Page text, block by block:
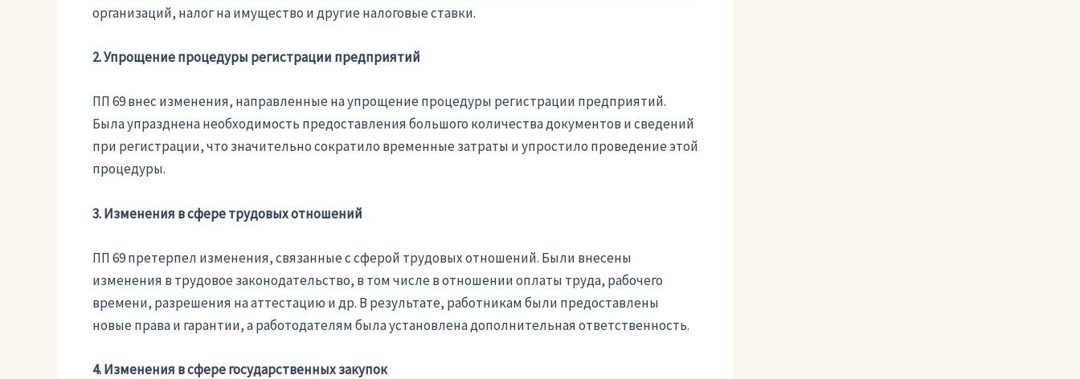
организаций, налог на имущество и другие налоговые ставки.
2. Упрощение процедуры регистрации предприятий
ПП 69 внес изменения, направленные на упрощение процедуры регистрации предприятий.
Была упразднена необходимость предоставления большого количества документов и сведений
при регистрации, что значительно сократило временные затраты и упростило проведение этой
процедуры.
3. Изменения в сфере трудовых отношений
ПП 69 претерпел изменения, связанные с сферой трудовых отношений. Были внесены
изменения в трудовое законодательство, в том числе в отношении оплаты труда, рабочего
времени, разрешения на аттестацию и др. В результате, работникам были предоставлены
новые права и гарантии, а работодателям была установлена дополнительная ответственность.
4. Изменения в сфере государственных закупок